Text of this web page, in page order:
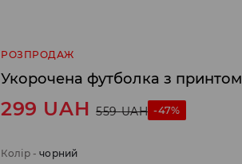
РОЗПРОДАЖ
Укорочена футболка з принтом
299 UAH 559 UAH -47%
Колір-чорний